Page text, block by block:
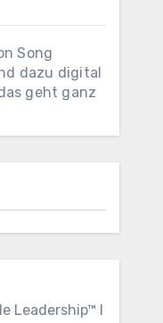
Song
dazu digital
geht ganz
Leadership™ I